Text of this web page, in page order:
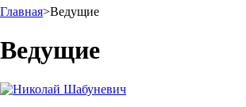
Главная>Ведущие
Ведущие